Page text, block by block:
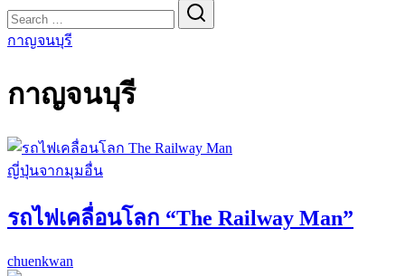
for:
กาญจนบุรี
กาญจนบุรี
ญี่ปุ่นจากมุมอื่น
รถไฟเคลื่อนโลก “The Railway Man”
chuenkwan